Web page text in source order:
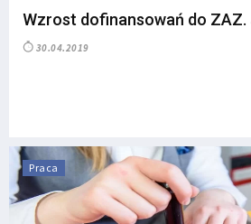
Wzrost dofinansowań do ZAZ.
30.04.2019
Praca